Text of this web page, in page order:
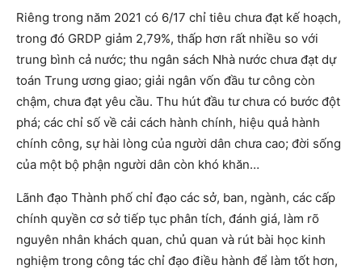
Riêng trong năm 2021 có 6/17 chỉ tiêu chưa đạt kế hoạch,
trong đó GRDP giảm 2,79%, thấp hơn rất nhiều so với
trung bình cả nước; thu ngân sách Nhà nước chưa đạt dự
toán Trung ương giao; giải ngân vốn đầu tư công còn
chậm, chưa đạt yêu cầu. Thu hút đầu tư chưa có bước đột
phá; các chỉ số về cải cách hành chính, hiệu quả hành
chính công, sự hài lòng của người dân chưa cao; đời sống
của một bộ phận người dân còn khó khăn…
Lãnh đạo Thành phố chỉ đạo các sở, ban, ngành, các cấp
chính quyền cơ sở tiếp tục phân tích, đánh giá, làm rõ
nguyên nhân khách quan, chủ quan và rút bài học kinh
nghiệm trong công tác chỉ đạo điều hành để làm tốt hơn,